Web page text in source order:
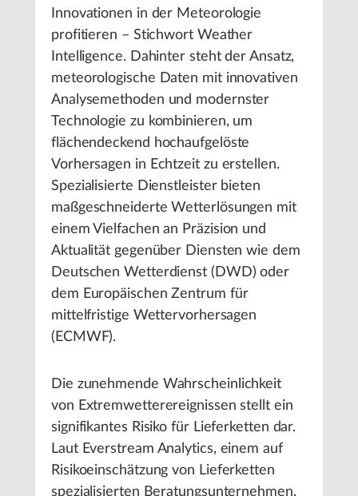
Innovationen in der Meteorologie
profitieren – Stichwort Weather
Intelligence. Dahinter steht der Ansatz,
meteorologische Daten mit innovativen
Analysemethoden und modernster
Technologie zu kombinieren, um
flächendeckend hochaufgelöste
Vorhersagen in Echtzeit zu erstellen.
Spezialisierte Dienstleister bieten
maßgeschneiderte Wetterlösungen mit
einem Vielfachen an Präzision und
Aktualität gegenüber Diensten wie dem
Deutschen Wetterdienst (DWD) oder
dem Europäischen Zentrum für
mittelfristige Wettervorhersagen
(ECMWF).
Die zunehmende Wahrscheinlichkeit
von Extremwetterereignissen stellt ein
signifikantes Risiko für Lieferketten dar.
Laut Everstream Analytics, einem auf
Risikoeinschätzung von Lieferketten
spezialisierten Beratungsunternehmen,